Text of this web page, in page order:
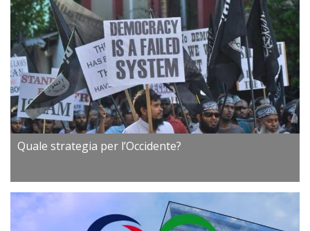
Quale strategia per l’Occidente?